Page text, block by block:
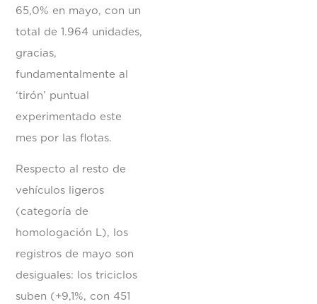
65,0% en mayo, con un
total de 1.964 unidades,
gracias,
fundamentalmente al
‘tirón’ puntual
experimentado este
mes por las flotas.
Respecto al resto de
vehículos ligeros
(categoría de
homologación L), los
registros de mayo son
desiguales: los triciclos
suben (+9,1%, con 451